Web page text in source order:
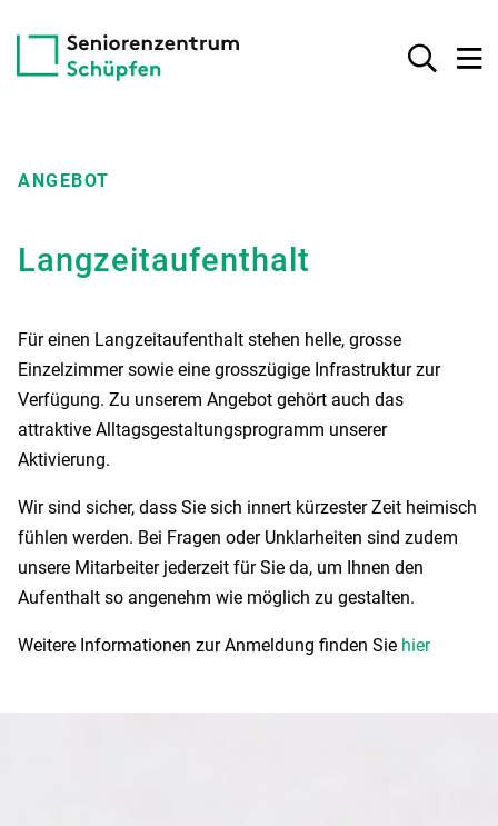
ANGEBOT
Langzeitaufenthalt
Für einen Langzeitaufenthalt stehen helle, grosse
Einzelzimmer sowie eine grosszügige Infrastruktur zur
Verfügung. Zu unserem Angebot gehört auch das
attraktive Alltagsgestaltungsprogramm unserer
Aktivierung.
Wir sind sicher, dass Sie sich innert kürzester Zeit heimisch
fühlen werden. Bei Fragen oder Unklarheiten sind zudem
unsere Mitarbeiter jederzeit für Sie da, um Ihnen den
Aufenthalt so angenehm wie möglich zu gestalten.
Weitere Informationen zur Anmeldung finden Sie hier